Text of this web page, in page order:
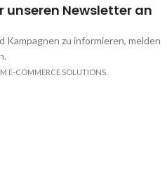
unseren Newsletter an
Kampagnen zu informieren, melden
E-COMMERCE SOLUTIONS.